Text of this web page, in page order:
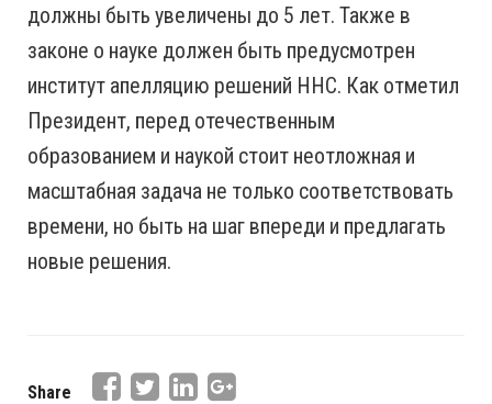
должны быть увеличены до 5 лет. Также в
законе о науке должен быть предусмотрен
институт апелляцию решений ННС. Как отметил
Президент, перед отечественным
образованием и наукой стоит неотложная и
масштабная задача не только соответствовать
времени, но быть на шаг впереди и предлагать
новые решения.
Share